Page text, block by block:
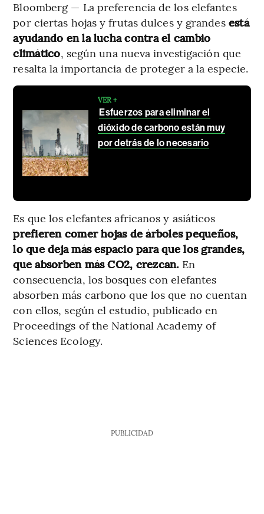
Bloomberg — La preferencia de los elefantes
por ciertas hojas y frutas dulces y grandes está
ayudando en la lucha contra el cambio
climático, según una nueva investigación que
resalta la importancia de proteger a la especie.
VER +
Esfuerzos para eliminar el
dióxido de carbono están muy
por detrás de lo necesario
Es que los elefantes africanos y asiáticos
prefieren comer hojas de árboles pequeños,
lo que deja más espacio para que los grandes,
que absorben más CO2, crezcan. En
consecuencia, los bosques con elefantes
absorben más carbono que los que no cuentan
con ellos, según el estudio, publicado en
Proceedings of the National Academy of
Sciences Ecology.
PUBLICIDAD